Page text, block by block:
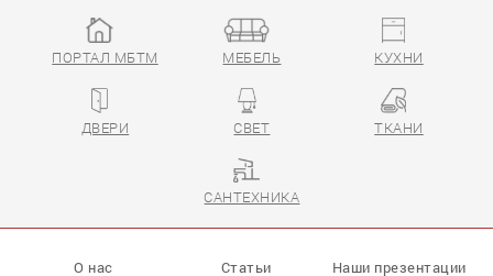
ПОРТАЛ МБТМ МЕБЕЛЬ КУХНИ
ДВЕРИ СВЕТ ТКАНИ
САНТЕХНИКА
О нас Статьи Наши презентации